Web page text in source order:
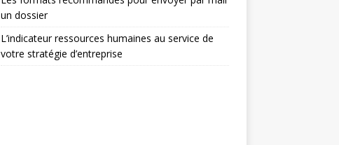
un dossier
L’indicateur ressources humaines au service de
votre stratégie d’entreprise